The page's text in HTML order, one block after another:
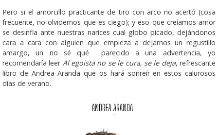
Pero si el amorcillo practicante de tiro con arco no acertó (cosa
frecuente, no olvidemos que es ciego); y eso que creíamos amor
se desinfla ante nuestras narices cual globo picado, dejándonos
cara a cara con alguien que empieza a dejarnos un regustillo
amargo, un no sé qué parecido a una advertencia, yo
recomendaría leer Al egoísta no se le cura, se le deja, refrescante
libro de Andrea Aranda que os hará sonreír en estos calurosos
días de verano.